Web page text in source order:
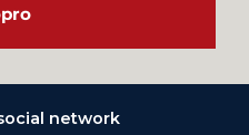
network